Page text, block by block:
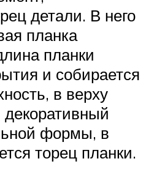
детали. В него
планка
планки
и собирается
в верху
декоративный
формы, в
торец планки.